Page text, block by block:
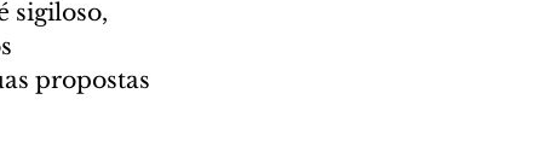
sigiloso,
propostas